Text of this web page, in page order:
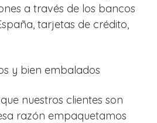
a través de los bancos
tarjetas de crédito,
y bien embalados
nuestros clientes son
razón empaquetamos